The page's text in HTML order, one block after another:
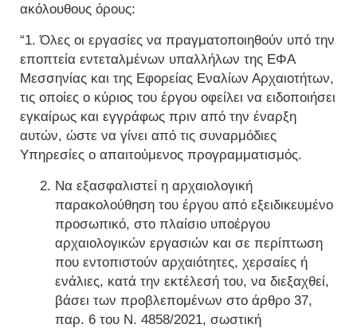
ακόλουθους όρους:
“1. Όλες οι εργασίες να πραγματοποιηθούν υπό την
εποπτεία εντεταλμένων υπαλλήλων της ΕΦΑ
Μεσσηνίας και της Εφορείας Εναλίων Αρχαιοτήτων,
τις οποίες ο κύριος του έργου οφείλει να ειδοποιήσει
εγκαίρως και εγγράφως πριν από την έναρξη
αυτών, ώστε να γίνει από τις συναρμόδιες
Υπηρεσίες ο απαιτούμενος προγραμματισμός.
Να εξασφαλιστεί η αρχαιολογική
παρακολούθηση του έργου από εξειδικευμένο
προσωπικό, στο πλαίσιο υποέργου
αρχαιολογικών εργασιών και σε περίπτωση
που εντοπιστούν αρχαιότητες, χερσαίες ή
ενάλιες, κατά την εκτέλεσή του, να διεξαχθεί,
βάσει των προβλεπομένων στο άρθρο 37,
παρ. 6 του Ν. 4858/2021, σωστική